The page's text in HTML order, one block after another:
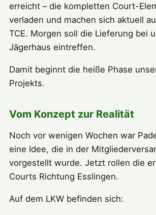
erreicht – die kompletten Court-
verladen und machen sich aktuell
TCE. Morgen soll die Lieferung bei
Jägerhaus eintreffen.
Damit beginnt die heiße Phase
Projekts.
Vom Konzept zur Realität
Noch vor wenigen Wochen war
eine Idee, die in der
vorgestellt wurde. Jetzt rollen die
Courts Richtung Esslingen.
Auf dem LKW befinden sich: